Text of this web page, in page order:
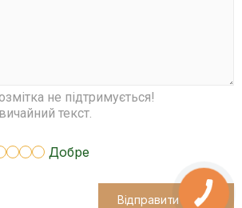
не підтримується!
текст.
Добре
Відправити відгук